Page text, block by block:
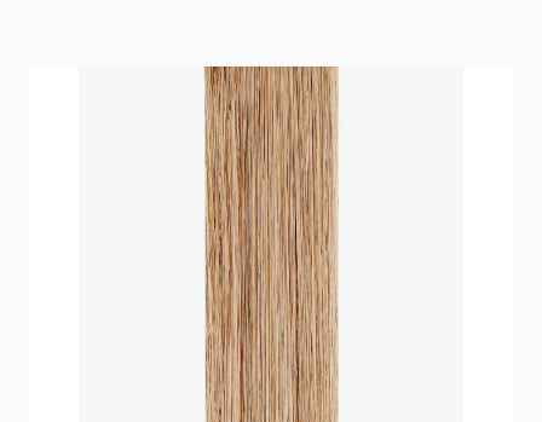
Unser Premium Tape für maximale Unauffälligkeit
und nahtlose Integration. Ein Hybrid aus unseren
Standard und Plus Tapes.
załóż kontoaby zakupić ten artykuł.